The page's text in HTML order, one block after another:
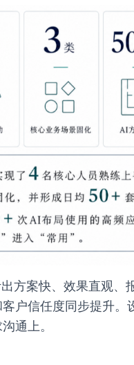
方案快、效果直观
户信任度同步提升
通上。